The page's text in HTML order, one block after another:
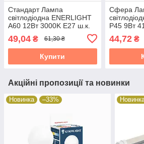
Стандарт Лампа
світлодіодна ENERLIGHT
A60 12Вт 3000K E27 ш.к.
4823093500037, 10шт/уп
19824
49,04 ₴ 61,30 ₴
Купити
Сфера
P45 9Вт
19824
44,72₴
Акційні пропозиції та новинки
Новинка –33%